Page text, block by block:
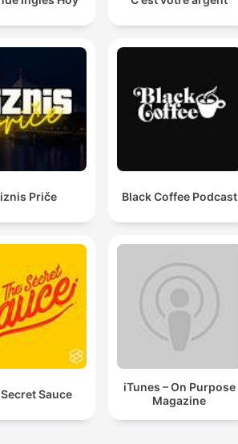
Priče Black Coffee Podcast
Sauce
iTunes – On Purpose
Magazine